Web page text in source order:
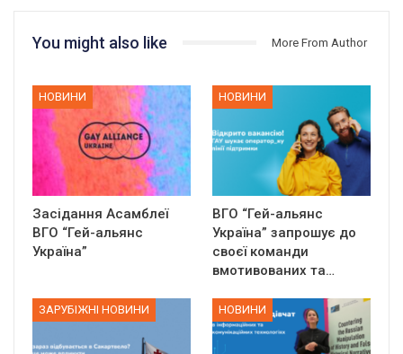
You might also like More From Author
НОВИНИ
Засідання Асамблеї
ВГО “Гей-альянс
Україна”
НОВИНИ
ВГО “Гей-альянс
Україна” запрошує до
своєї команди
вмотивованих та…
ЗАРУБІЖНІ НОВИНИ НОВИНИ